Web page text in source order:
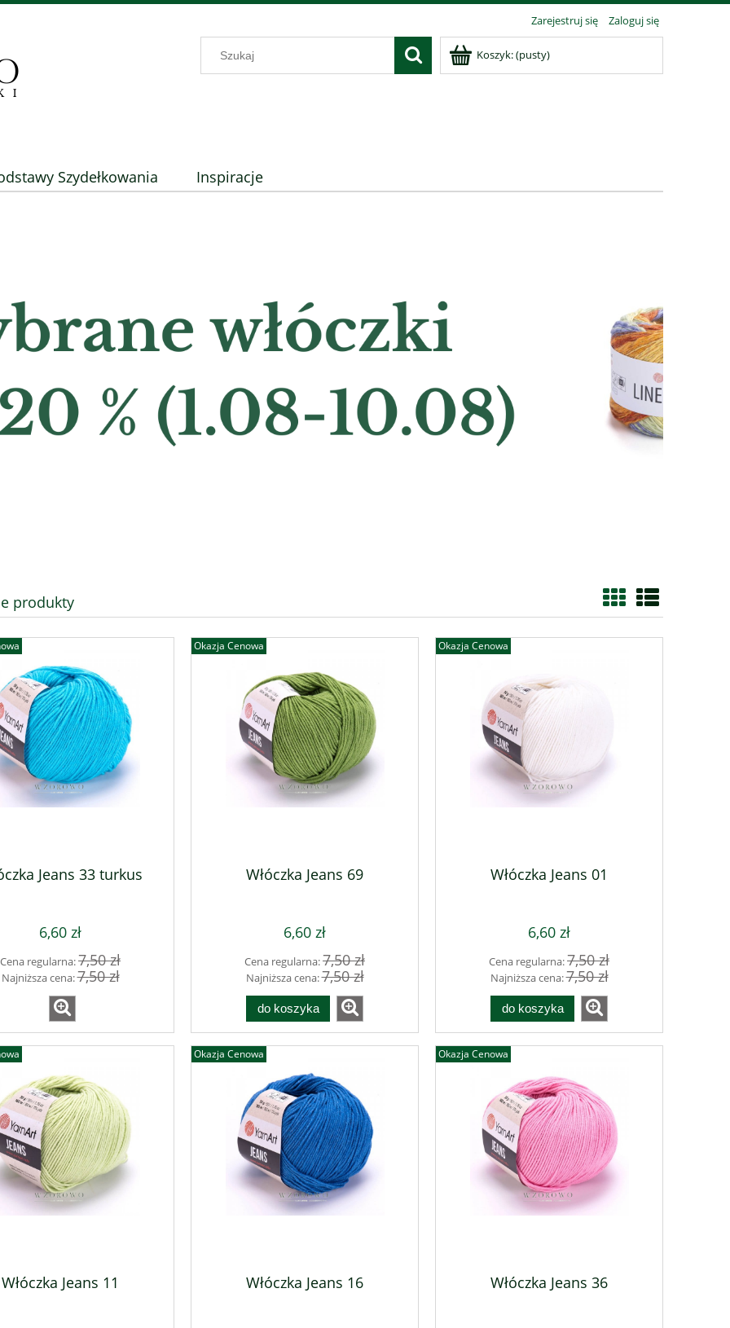
Zarejestruj się Zaloguj się
Koszyk:(pusty)
Szydełkowania Inspiracje
POLIESTROWY
3MM
do koszyka
Biskupi fiolet SZNUREK
POLIESTROWY 3MM
Soczysty Zielony SZNUREK
POLIESTROWY 3MM
42,30 zł 20,70 zł 30,40 zł
produkty
Jeans 33 turkus
6,60 zł
Cena regularna:7,50 zł
Najniższa cena:7,50 zł
Włóczka Jeans 69
6,60 zł
Cena regularna:7,50 zł
Najniższa cena:7,50 zł
do koszyka
Okazja Cenowa
Włóczka Jeans 01
6,60 zł
Cena regularna:7,50 zł
Najniższa cena:7,50 zł
do koszyka
Okazja Cenowa
Włóczka Jeans 11 Włóczka Jeans 16
Okazja Cenowa
Włóczka Jeans 36
Okazja Cenowa